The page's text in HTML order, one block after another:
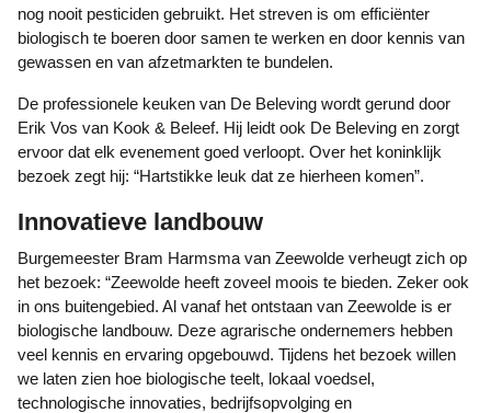
nog nooit pesticiden gebruikt. Het streven is om efficiënter
biologisch te boeren door samen te werken en door kennis van
gewassen en van afzetmarkten te bundelen.
De professionele keuken van De Beleving wordt gerund door
Erik Vos van Kook & Beleef. Hij leidt ook De Beleving en zorgt
ervoor dat elk evenement goed verloopt. Over het koninklijk
bezoek zegt hij: “Hartstikke leuk dat ze hierheen komen”.
Innovatieve landbouw
Burgemeester Bram Harmsma van Zeewolde verheugt zich op
het bezoek: “Zeewolde heeft zoveel moois te bieden. Zeker ook
in ons buitengebied. Al vanaf het ontstaan van Zeewolde is er
biologische landbouw. Deze agrarische ondernemers hebben
veel kennis en ervaring opgebouwd. Tijdens het bezoek willen
we laten zien hoe biologische teelt, lokaal voedsel,
technologische innovaties, bedrijfsopvolging en